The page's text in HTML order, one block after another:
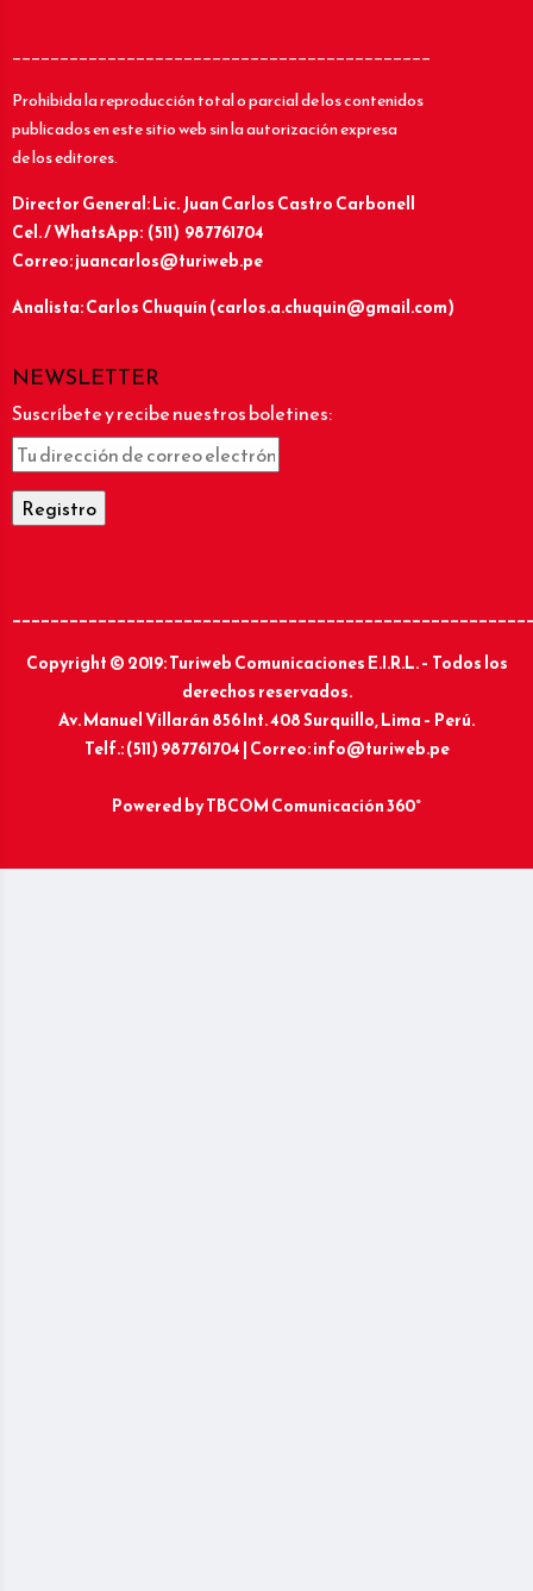
____________________________________________
Prohibida la reproducción total o parcial de los contenidos
publicados en este sitio web sin la autorización expresa
de los editores.
Director General: Lic.Juan Carlos Castro Carbonell
Cel. / WhatsApp: (511) 987761704
Correo: juancarlos@turiweb.pe
Analista: Carlos Chuquín (carlos.a.chuquin@gmail.com)
NEWSLETTER
Suscríbete y recibe nuestros boletines:
Copyright © 2019: Turiweb Comunicaciones E.I.R.L. – Todos los
derechos reservados.
Av. Manuel Villarán 856 Int. 408 Surquillo, Lima – Perú.
Telf.: (511) 987761704 | Correo: info@turiweb.pe
Powered byTBCOM Comunicación 360°